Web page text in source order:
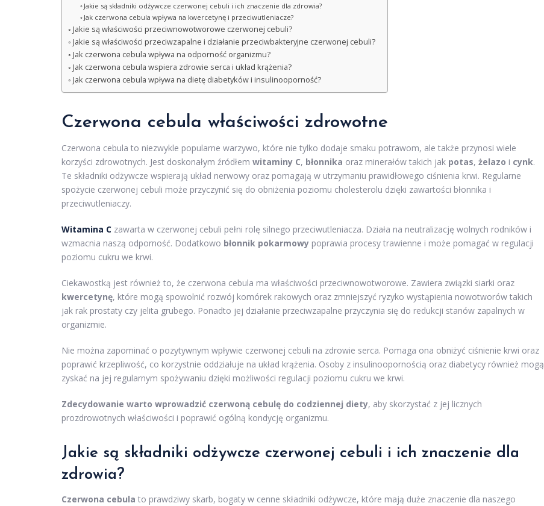
Jakie są składniki odżywcze czerwonej cebuli i ich znaczenie dla zdrowia?
Jak czerwona cebula wpływa na kwercetynę i przeciwutleniacze?
Jakie są właściwości przeciwnowotworowe czerwonej cebuli?
Jakie są właściwości przeciwzapalne i działanie przeciwbakteryjne czerwonej cebuli?
Jak czerwona cebula wpływa na odporność organizmu?
Jak czerwona cebula wspiera zdrowie serca i układ krążenia?
Jak czerwona cebula wpływa na dietę diabetyków i insulinooporność?
Czerwona cebula właściwości zdrowotne
Czerwona cebula to niezwykle popularne warzywo, które nie tylko dodaje smaku potrawom, ale także przynosi wiele
korzyści zdrowotnych. Jest doskonałym źródłem witaminy C, błonnika oraz minerałów takich jak potas, żelazo i cynk.
Te składniki odżywcze wspierają układ nerwowy oraz pomagają w utrzymaniu prawidłowego ciśnienia krwi. Regularne
spożycie czerwonej cebuli może przyczynić się do obniżenia poziomu cholesterolu dzięki zawartości błonnika i
przeciwutleniaczy.
Witamina C zawarta w czerwonej cebuli pełni rolę silnego przeciwutleniacza. Działa na neutralizację wolnych rodników i
wzmacnia naszą odporność. Dodatkowo błonnik pokarmowy poprawia procesy trawienne i może pomagać w regulacji
poziomu cukru we krwi.
Ciekawostką jest również to, że czerwona cebula ma właściwości przeciwnowotworowe. Zawiera związki siarki oraz
kwercetynę, które mogą spowolnić rozwój komórek rakowych oraz zmniejszyć ryzyko wystąpienia nowotworów takich
jak rak prostaty czy jelita grubego. Ponadto jej działanie przeciwzapalne przyczynia się do redukcji stanów zapalnych w
organizmie.
Nie można zapominać o pozytywnym wpływie czerwonej cebuli na zdrowie serca. Pomaga ona obniżyć ciśnienie krwi oraz
poprawić krzepliwość, co korzystnie oddziałuje na układ krążenia. Osoby z insulinoopornością oraz diabetycy również mogą
zyskać na jej regularnym spożywaniu dzięki możliwości regulacji poziomu cukru we krwi.
Zdecydowanie warto wprowadzić czerwoną cebulę do codziennej diety, aby skorzystać z jej licznych
prozdrowotnych właściwości i poprawić ogólną kondycję organizmu.
Jakie są składniki odżywcze czerwonej cebuli i ich znaczenie dla
zdrowia?
Czerwona cebula to prawdziwy skarb, bogaty w cenne składniki odżywcze, które mają duże znaczenie dla naszego